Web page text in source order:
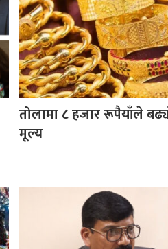
तोलामा ८ हजार रूपैयाँले
मूल्य